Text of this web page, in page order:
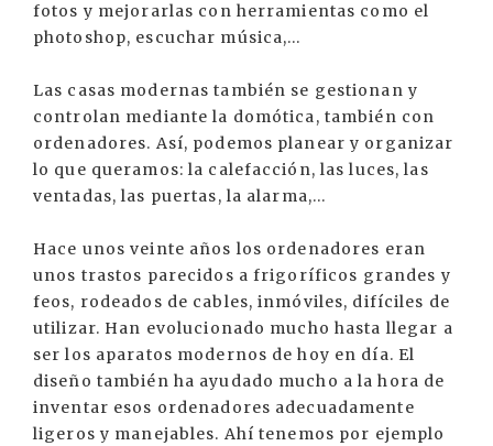
fotos y mejorarlas con herramientas como el
photoshop, escuchar música,...
Las casas modernas también se gestionan y
controlan mediante la domótica, también con
ordenadores. Así, podemos planear y organizar
lo que queramos: la calefacción, las luces, las
ventadas, las puertas, la alarma,...
Hace unos veinte años los ordenadores eran
unos trastos parecidos a frigoríficos grandes y
feos, rodeados de cables, inmóviles, difíciles de
utilizar. Han evolucionado mucho hasta llegar a
ser los aparatos modernos de hoy en día. El
diseño también ha ayudado mucho a la hora de
inventar esos ordenadores adecuadamente
ligeros y manejables. Ahí tenemos por ejemplo